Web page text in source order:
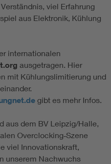
viel Erfahrung
aus Elektronik, Kühlung
internationalen
ausgetragen. Hier
mit Kühlungslimitierung und
gibt es mehr Infos.
aus dem BV Leipzig/Halle,
Overclocking‑Szene
viel Innovationskraft,
unserem Nachwuchs